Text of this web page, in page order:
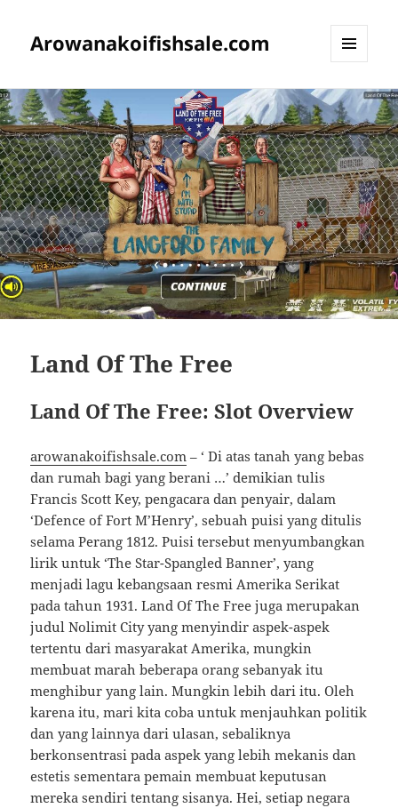
Arowanakoifishsale.com
WIDGET
Land Of The Free
Land Of The Free: Slot Overview
arowanakoifishsale.com – ‘ Di atas tanah yang bebas
dan rumah bagi yang berani …’ demikian tulis
Francis Scott Key, pengacara dan penyair, dalam
‘Defence of Fort M’Henry’, sebuah puisi yang ditulis
selama Perang 1812. Puisi tersebut menyumbangkan
lirik untuk ‘The Star-Spangled Banner’, yang
menjadi lagu kebangsaan resmi Amerika Serikat
pada tahun 1931. Land Of The Free juga merupakan
judul Nolimit City yang menyindir aspek-aspek
tertentu dari masyarakat Amerika, mungkin
membuat marah beberapa orang sebanyak itu
menghibur yang lain. Mungkin lebih dari itu. Oleh
karena itu, mari kita coba untuk menjauhkan politik
dan yang lainnya dari ulasan, sebaliknya
berkonsentrasi pada aspek yang lebih mekanis dan
estetis sementara pemain membuat keputusan
mereka sendiri tentang sisanya. Hei, setiap negara